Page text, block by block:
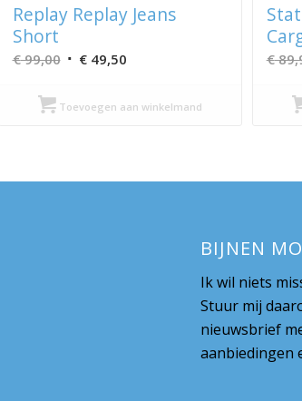
Replay Replay Jeans
Short
€99,00 Oorspronkelijke
was:
€49,50Huidige
Toevoegen aan winkelmand
€
BIJNEN
Ik wil niets
Stuur mij
nieuwsbrief
aanbiedingen